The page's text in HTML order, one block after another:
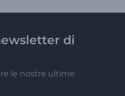
di
le nostre ultime